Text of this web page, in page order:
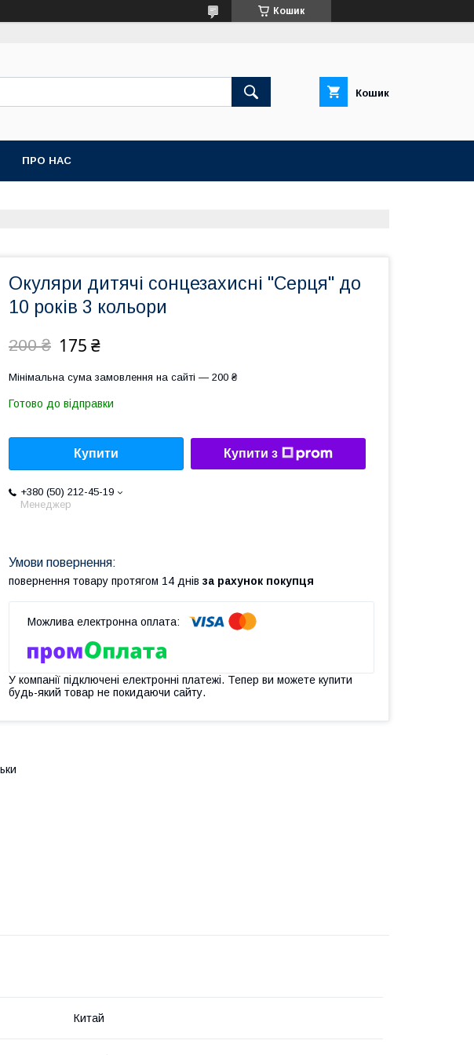
Кошик
Кошик
ПРО НАС
Окуляри дитячі сонцезахисні "Серця" до
10 років 3 кольори
200 ₴ 175 ₴
Мінімальна сума замовлення на сайті — 200 ₴
Готово до відправки
Купити Купити з
+380 (50) 212-45-19
Менеджер
повернення товару протягом 14 днів за рахунок покупця
У компанії підключені електронні платежі. Тепер ви можете купити
будь-який товар не покидаючи сайту.
Китай